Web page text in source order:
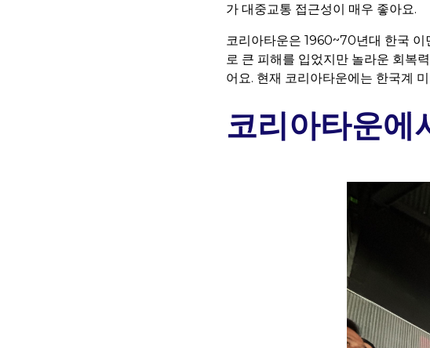
가 대중교통 접근성이 매우 좋아요.
코리아타운은 1960~70년대 한국
로 큰 피해를 입었지만 놀라운 회복
어요. 현재 코리아타운에는 한국계
코리아타운에